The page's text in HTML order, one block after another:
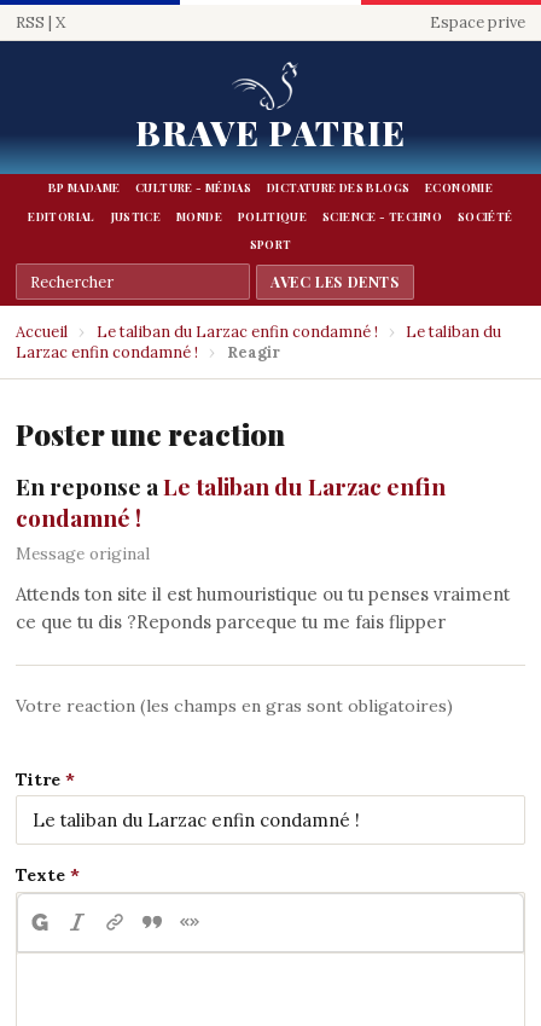
RSS | X Espace prive
BRAVE PATRIE
BP MADAME CULTURE - MÉDIAS DICTATURE DES BLOGS
ECONOMIE
EDITORIAL
JUSTICE MONDE POLITIQUE SCIENCE - TECHNO
SOCIÉTÉ
SPORT
Accueil › Le taliban du Larzac enfin condamné ! ›
Le taliban du
Larzac enfin condamné !
› Reagir
Poster une reaction
En reponse aLe taliban du Larzac enfin
condamné !
Message original
Attends ton site il est humouristique ou tu penses vraiment
ce que tu dis ?Reponds parceque tu me fais flipper
Votre reaction (les champs en gras sont obligatoires)
Titre
Texte